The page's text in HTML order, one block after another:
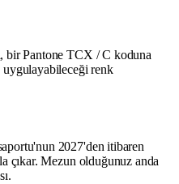
bir Pantone TCX / C koduna
uygulayabileceği renk
2027'den itibaren
çıkar. Mezun olduğunuz anda